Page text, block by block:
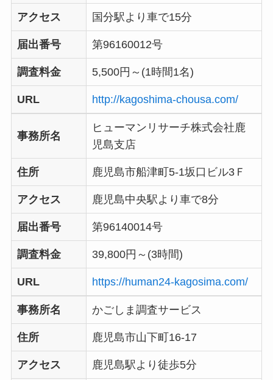
アクセス 国分駅より車で15分
届出番号 第96160012号
調査料金 5,500円～(1時間1名)
URL http://kagoshima-chousa.com/
事務所名
ヒューマンリサーチ株式会社鹿
児島支店
住所 鹿児島市船津町5-1坂口ビル3Ｆ
アクセス 鹿児島中央駅より車で8分
届出番号 第96140014号
調査料金 39,800円～(3時間)
URL https://human24-kagosima.com/
事務所名 かごしま調査サービス
住所 鹿児島市山下町16-17
アクセス 鹿児島駅より徒歩5分